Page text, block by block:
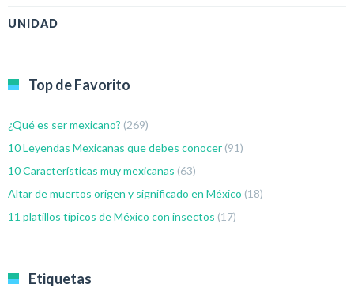
UNIDAD
Top de Favorito
¿Qué es ser mexicano? (269)
10 Leyendas Mexicanas que debes conocer (91)
10 Características muy mexicanas (63)
Altar de muertos origen y significado en México (18)
11 platillos típicos de México con insectos (17)
Etiquetas